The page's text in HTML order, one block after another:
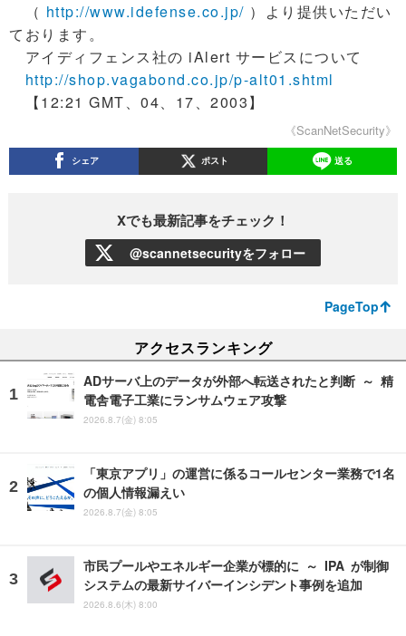
（ http://www.idefense.co.jp/ ）より提供いただい
ております。
アイディフェンス社の iAlert サービスについて
http://shop.vagabond.co.jp/p-alt01.shtml
【12:21 GMT、04、17、2003】
《ScanNetSecurity》
シェア ポスト 送る
Xでも最新記事をチェック！
@scannetsecurityをフォロー
PageTop
アクセスランキング
ADサーバ上のデータが外部へ転送されたと判断 ～ 精
電舎電子工業にランサムウェア攻撃
2026.8.7(金) 8:05
「東京アプリ」の運営に係るコールセンター業務で1名
の個人情報漏えい
2026.8.7(金) 8:05
市民プールやエネルギー企業が標的に ～ IPA が制御
システムの最新サイバーインシデント事例を追加
2026.8.6(木) 8:00